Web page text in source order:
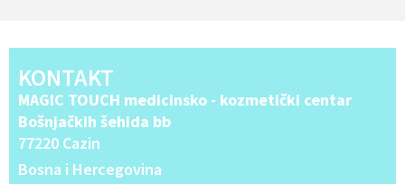
KONTAKT
MAGIC TOUCH medicinsko - kozmetički centar
Bošnjačkih šehida bb
77220 Cazin
Bosna i Hercegovina